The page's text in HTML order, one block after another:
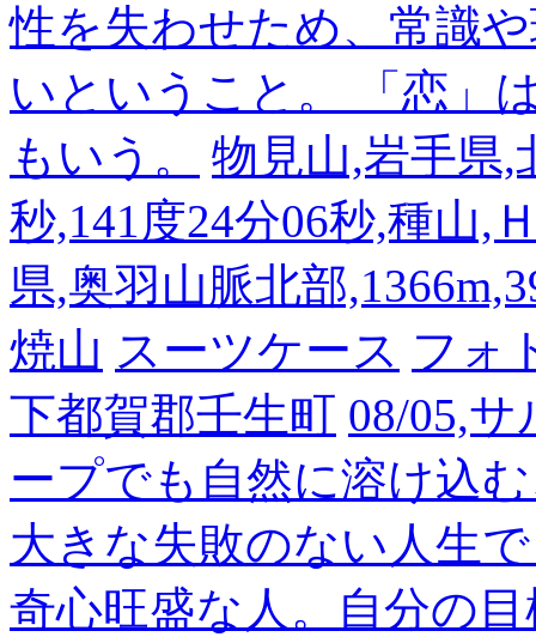
性を失わせため、常識
いということ。 「恋」
もいう。
物見山,岩手県,
秒,141度24分06秒,種山,
県,奥羽山脈北部
焼山 スーツケース フォ
下都賀郡壬生町 08/05,
ープでも自然に溶け込
大きな失敗のない人生
奇心旺盛な人。自分の